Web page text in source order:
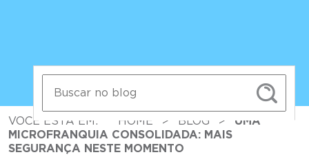
VOCÊ ESTÁ EM: HOME > BLOG >
UMA
MICROFRANQUIA CONSOLIDADA: MAIS
SEGURANÇA NESTE MOMENTO